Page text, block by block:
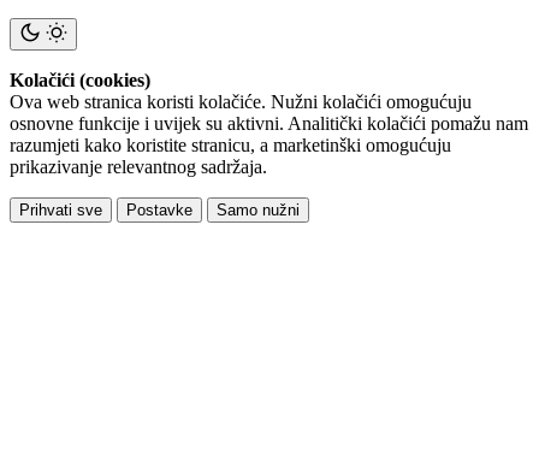
Kolačići (cookies)
Ova web stranica koristi kolačiće. Nužni kolačići omogućuju
osnovne funkcije i uvijek su aktivni. Analitički kolačići pomažu nam
razumjeti kako koristite stranicu, a marketinški omogućuju
prikazivanje relevantnog sadržaja.
Prihvati sve Postavke Samo nužni